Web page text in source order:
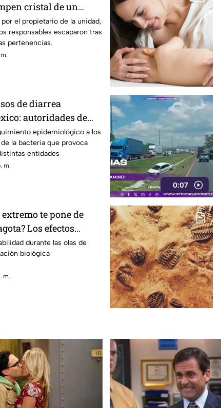
cristal de un
herramientas en
el propietario de la unidad,
responsables escaparon tras
pertenencias.
de diarrea
autoridades de
epidemiológico a los
la bacteria que provoca
entidades
m.
0:07
te pone de
Los efectos
temperaturas en el
durante las olas de
biológica
m.